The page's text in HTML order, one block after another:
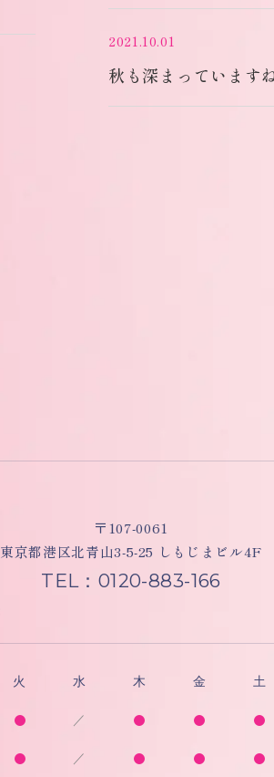
2021.10.01
秋も深まっています
〒107-0061
東京都港区北青山3-5-25 しもじまビル4F
TEL：0120-883-166
火 水 木 金 土
／
／